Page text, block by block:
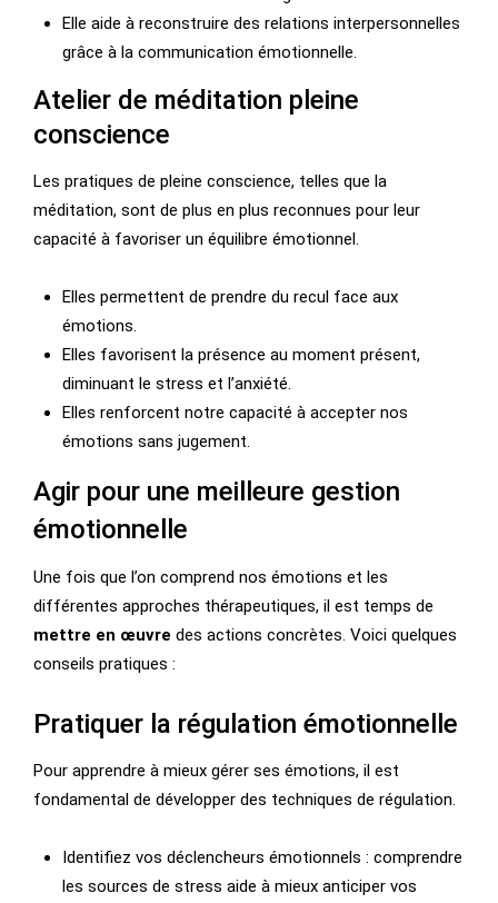
Elle aide à reconstruire des relations interpersonnelles
grâce à la communication émotionnelle.
Atelier de méditation pleine
conscience
Les pratiques de pleine conscience, telles que la
méditation, sont de plus en plus reconnues pour leur
capacité à favoriser un équilibre émotionnel.
Elles permettent de prendre du recul face aux
émotions.
Elles favorisent la présence au moment présent,
diminuant le stress et l’anxiété.
Elles renforcent notre capacité à accepter nos
émotions sans jugement.
Agir pour une meilleure gestion
émotionnelle
Une fois que l’on comprend nos émotions et les
différentes approches thérapeutiques, il est temps de
mettre en œuvre des actions concrètes. Voici quelques
conseils pratiques :
Pratiquer la régulation émotionnelle
Pour apprendre à mieux gérer ses émotions, il est
fondamental de développer des techniques de régulation.
Identifiez vos déclencheurs émotionnels : comprendre
les sources de stress aide à mieux anticiper vos